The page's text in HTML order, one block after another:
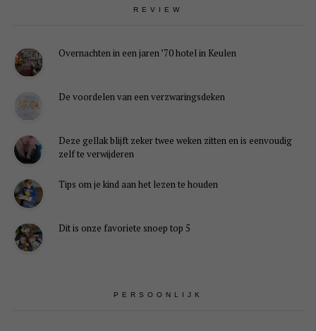
REVIEW
Overnachten in een jaren ’70 hotel in Keulen
De voordelen van een verzwaringsdeken
Deze gellak blijft zeker twee weken zitten en is eenvoudig
zelf te verwijderen
Tips om je kind aan het lezen te houden
Dit is onze favoriete snoep top 5
PERSOONLIJK